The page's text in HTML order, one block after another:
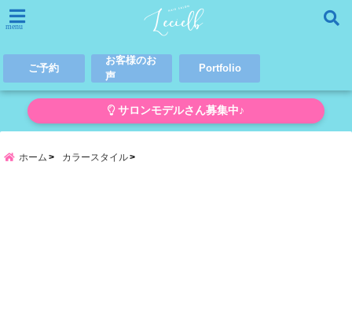
menu
ご予約
お客様のお
声
Portfolio
サロンモデルさん募集中♪
ホーム カラースタイル